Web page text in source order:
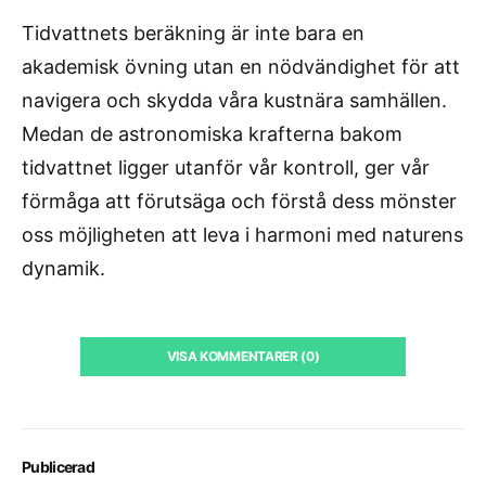
Publicerad
Tidvattnets beräkning är inte bara en
akademisk övning utan en nödvändighet för att
navigera och skydda våra kustnära samhällen.
Medan de astronomiska krafterna bakom
tidvattnet ligger utanför vår kontroll, ger vår
förmåga att förutsäga och förstå dess mönster
oss möjligheten att leva i harmoni med naturens
dynamik.
VISA KOMMENTARER (0)